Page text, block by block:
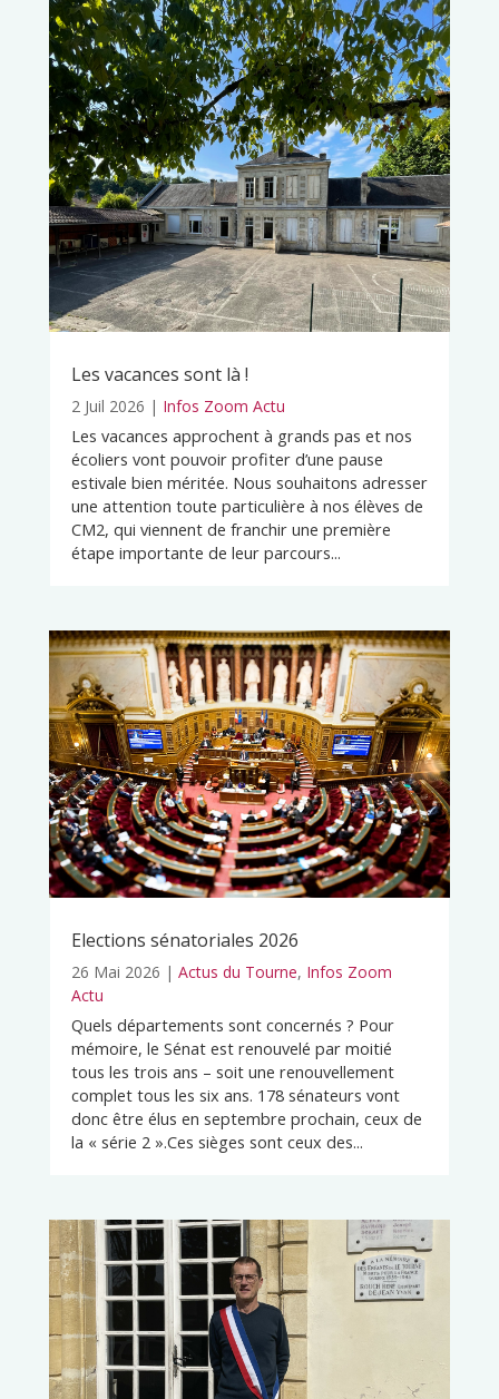
Les vacances sont là !
2 Juil 2026 | Infos Zoom Actu
Les vacances approchent à grands pas et nos
écoliers vont pouvoir profiter d’une pause
estivale bien méritée. Nous souhaitons adresser
une attention toute particulière à nos élèves de
CM2, qui viennent de franchir une première
étape importante de leur parcours...
Elections sénatoriales 2026
26 Mai 2026 | Actus du Tourne, Infos Zoom
Actu
Quels départements sont concernés ? Pour
mémoire, le Sénat est renouvelé par moitié
tous les trois ans – soit une renouvellement
complet tous les six ans. 178 sénateurs vont
donc être élus en septembre prochain, ceux de
la « série 2 ».Ces sièges sont ceux des...